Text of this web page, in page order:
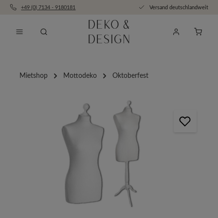
Zum Hauptinhalt springen
+49 (0) 7134 - 9180181 Versand deutschlandweit
Mietshop Mottodeko Oktoberfest
Bildergalerie überspringen